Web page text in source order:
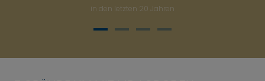
in den letzten 20 Jahren
Über 53.000 vermittelte